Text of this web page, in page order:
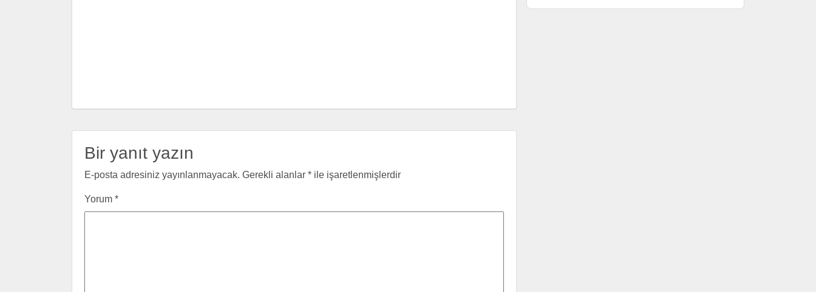
Bir yanıt yazın
E-posta adresiniz yayınlanmayacak. Gerekli alanlar * ile işaretlenmişlerdir
Yorum *